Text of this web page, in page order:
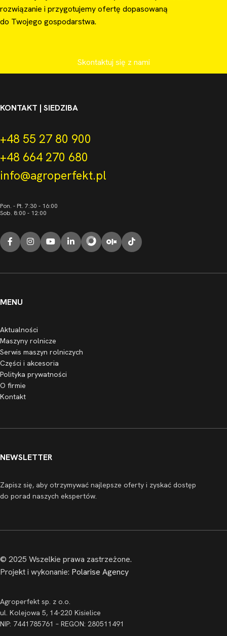
rozwiązanie i przygotujemy ofertę dopasowaną
do Twojego gospodarstwa.
Skontaktuj się z nami
KONTAKT | SIEDZIBA
+48 55 27 80 900
+48 664 270 680
info@agroperfekt.pl
Pon. - Pt. 7:30 - 16:00
Sob. 8:00 - 12:00
MENU
Aktualności
Maszyny rolnicze
Serwis maszyn rolniczych
Części i akcesoria
Polityka prywatności
O firmie
Kontakt
NEWSLETTER
Zapisz się, aby otrzymywać najlepsze oferty i zyskać dostęp
do porad naszych ekspertów.
© 2025 Wszelkie prawa zastrzeżone.
Projekt i wykonanie: Polarise Agency
Agroperfekt sp. z o.o.
ul. Kolejowa 5, 14-220 Kisielice
NIP: 7441785761 – REGON: 280511491